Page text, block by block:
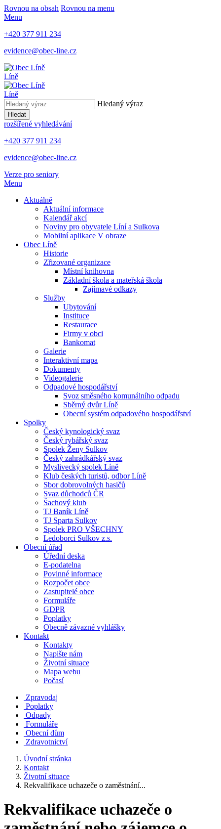
Rovnou na obsah Rovnou na menu
Menu
+420 377 911 234
evidence@obec-line.cz
Líně
Líně
Hledaný výraz
Hledat
rozšířené vyhledávání
+420 377 911 234
evidence@obec-line.cz
Verze pro seniory
Menu
Aktuálně
Aktuální informace
Kalendář akcí
Noviny pro obyvatele Líní a Sulkova
Mobilní aplikace V obraze
Obec Líně
Historie
Zřizované organizace
Místní knihovna
Základní škola a mateřská škola
Zajímavé odkazy
Služby
Ubytování
Instituce
Restaurace
Firmy v obci
Bankomat
Galerie
Interaktivní mapa
Dokumenty
Videogalerie
Odpadové hospodářství
Svoz směsného komunálního odpadu
Sběrný dvůr Líně
Obecní systém odpadového hospodářství
Spolky
Český kynologický svaz
Český rybářský svaz
Spolek Ženy Sulkov
Český zahrádkářský svaz
Myslivecký spolek Líně
Klub českých turistů, odbor Líně
Sbor dobrovolných hasičů
Svaz důchodců ČR
Šachový klub
TJ Baník Líně
TJ Sparta Sulkov
Spolek PRO VŠECHNY
Ledoborci Sulkov z.s.
Obecní úřad
Úřední deska
E-podatelna
Povinné informace
Rozpočet obce
Zastupitelé obce
Formuláře
GDPR
Poplatky
Obecně závazné vyhlášky
Kontakt
Kontakty
Napište nám
Životní situace
Mapa webu
Počasí
Zpravodaj
Poplatky
Odpady
Formuláře
Obecní dům
Zdravotnictví
Úvodní stránka
Kontakt
Životní situace
Rekvalifikace uchazeče o zaměstnání...
Rekvalifikace uchazeče o